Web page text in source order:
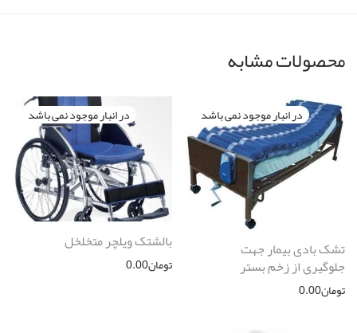
محصولات مشابه
تشک بادی بیمار جهت
جلوگیری از زخم بستر
تومان0.00
بالشتک ویلچر متخلخل
تومان0.00